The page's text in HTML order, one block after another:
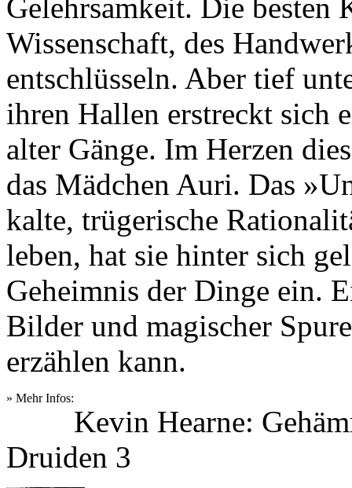
Gelehrsamkeit. Die besten
Wissenschaft, des
entschlüsseln. Aber tief
ihren Hallen erstreckt sich
alter Gänge. Im Herzen
das Mädchen Auri. Das
kalte, trügerische
leben, hat sie hinter sich
Geheimnis der Dinge ein.
Bilder und magischer
erzählen kann.
» Mehr Infos:
Kevin Hearne:
Druiden 3